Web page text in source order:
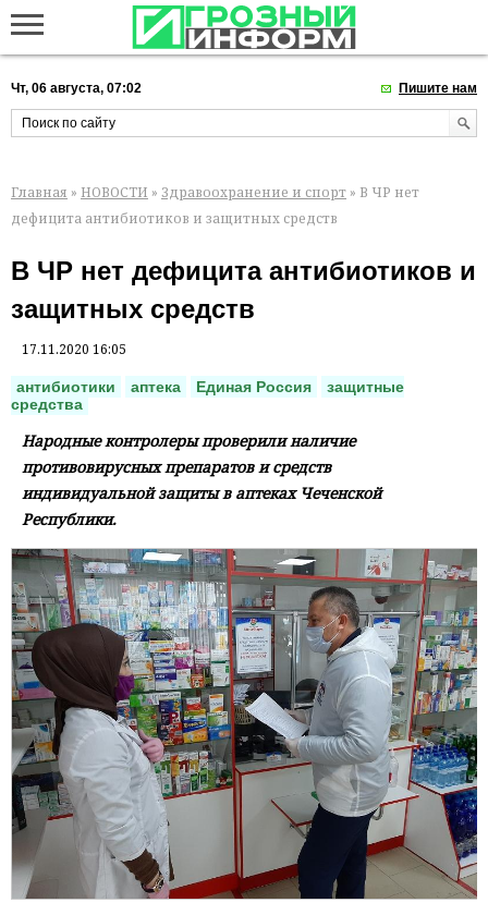
Чт, 06 августа, 07:02 Пишите нам
Главная » НОВОСТИ » Здравоохранение и спорт » В ЧР нет
дефицита антибиотиков и защитных средств
В ЧР нет дефицита антибиотиков и
защитных средств
17.11.2020 16:05
антибиотики аптека Единая Россия
защитные
средства
Народные контролеры проверили наличие
противовирусных препаратов и средств
индивидуальной защиты в аптеках Чеченской
Республики.